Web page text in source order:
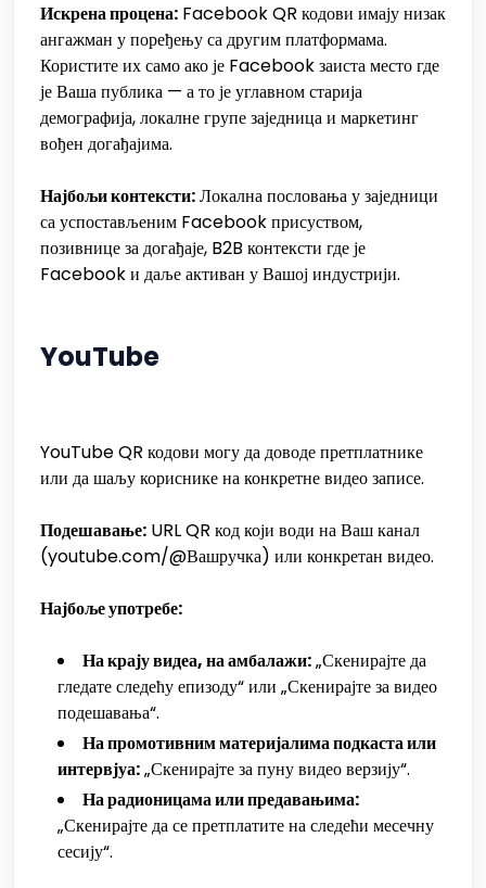
Искрена процена: Facebook QR кодови имају низак
ангажман у поређењу са другим платформама.
Користите их само ако је Facebook заиста место где
је Ваша публика — а то је углавном старија
демографија, локалне групе заједница и маркетинг
вођен догађајима.
Најбољи контексти:Локална пословања у заједници
са успостављеним Facebook присуством,
позивнице за догађаје, B2B контексти где је
Facebook и даље активан у Вашој индустрији.
YouTube
YouTube QR кодови могу да доводе претплатнике
или да шаљу кориснике на конкретне видео записе.
Подешавање: URL QR код који води на Ваш канал
(youtube.com/@Вашручка) или конкретан видео.
Најбоље употребе:
На крају видеа, на амбалажи:„Скенирајте да
гледате следећу епизоду“ или „Скенирајте за видео
подешавања“.
На промотивним материјалима подкаста или
интервјуа:„Скенирајте за пуну видео верзију“.
На радионицама или предавањима:
„Скенирајте да се претплатите на следећи месечну
сесију“.